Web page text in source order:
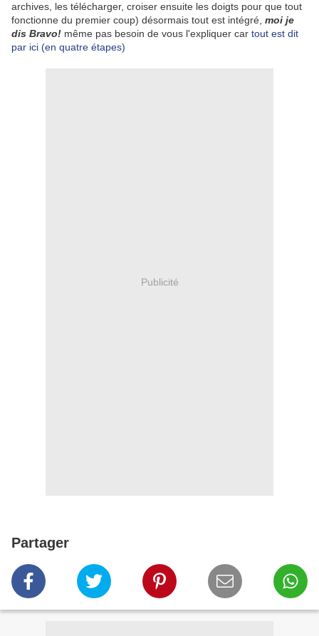
archives, les télécharger, croiser ensuite les doigts pour que tout
fonctionne du premier coup) désormais tout est intégré, moi je
dis Bravo! même pas besoin de vous l'expliquer car tout est dit
par ici (en quatre étapes)
Publicité
Partager